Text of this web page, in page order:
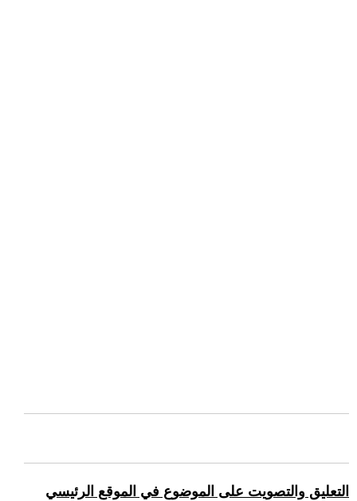
التعليق والتصويت على الموضوع في الموقع الرئيسي